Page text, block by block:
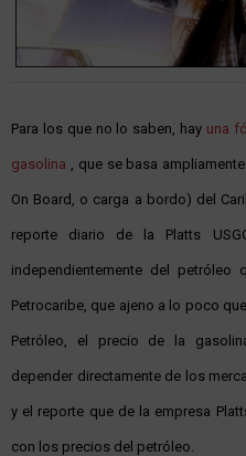
Para los que no lo saben, hay una
gasolina , que se basa
On Board, o carga a bordo) del
reporte diario de la Platts
independientemente del
Petrocaribe, que ajeno a lo poco
Petróleo, el precio de la
depender directamente de los
y el reporte que de la empresa
con los precios del petróleo.